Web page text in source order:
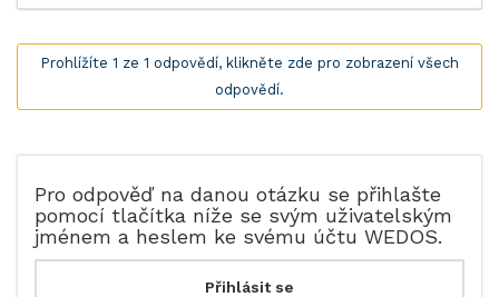
Prohlížíte 1 ze 1 odpovědí, klikněte zde pro zobrazení všech
odpovědí.
Pro odpověď na danou otázku se přihlašte
pomocí tlačítka níže se svým uživatelským
jménem a heslem ke svému účtu WEDOS.